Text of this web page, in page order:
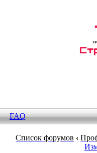
FAQ
Список форумов ‹